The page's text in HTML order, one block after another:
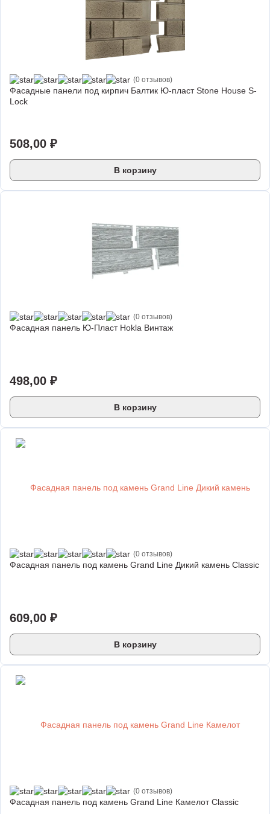
(0 отзывов)
Фасадные панели под кирпич Балтик Ю-пласт Stone House S-
Lock
508,00 ₽
В корзину
(0 отзывов)
Фасадная панель Ю-Пласт Hokla Винтаж
498,00 ₽
В корзину
(0 отзывов)
Фасадная панель под камень Grand Line Дикий камень Classic
609,00 ₽
В корзину
(0 отзывов)
Фасадная панель под камень Grand Line Камелот Classic